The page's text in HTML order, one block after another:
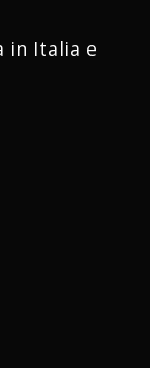
in Italia e